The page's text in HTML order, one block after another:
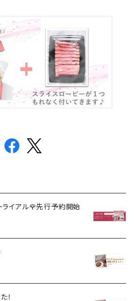
イアル🌹先行予約開始
！